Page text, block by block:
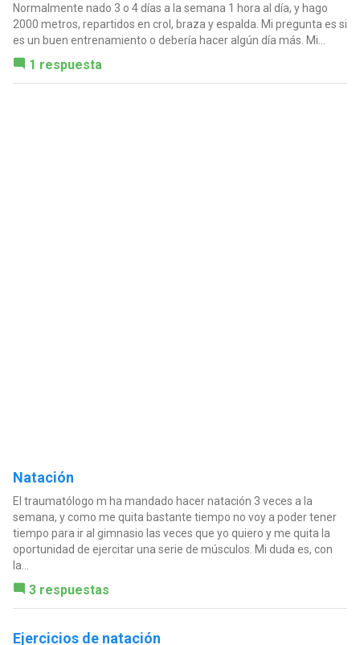
Normalmente nado 3 o 4 días a la semana 1 hora al día, y hago
2000 metros, repartidos en crol, braza y espalda. Mi pregunta es si
es un buen entrenamiento o debería hacer algún día más. Mi...
1 respuesta
Natación
El traumatólogo m ha mandado hacer natación 3 veces a la
semana, y como me quita bastante tiempo no voy a poder tener
tiempo para ir al gimnasio las veces que yo quiero y me quita la
oportunidad de ejercitar una serie de músculos. Mi duda es, con
la...
3 respuestas
Ejercicios de natación